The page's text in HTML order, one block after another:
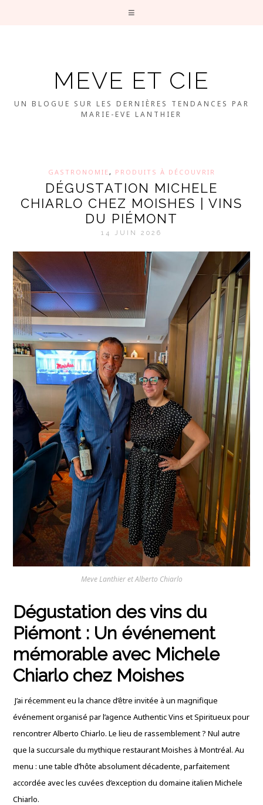
MEVE ET CIE
UN BLOGUE SUR LES DERNIÈRES TENDANCES PAR
MARIE-EVE LANTHIER
GASTRONOMIE, PRODUITS À DÉCOUVRIR
DÉGUSTATION MICHELE
CHIARLO CHEZ MOISHES | VINS
DU PIÉMONT
14 JUIN 2026
Meve Lanthier et Alberto Chiarlo
Dégustation des vins du
Piémont : Un événement
mémorable avec Michele
Chiarlo chez Moishes
J’ai récemment eu la chance d’être invitée à un magnifique
événement organisé par l’agence Authentic Vins et Spiritueux pour
rencontrer Alberto Chiarlo. Le lieu de rassemblement ? Nul autre
que la succursale du mythique restaurant Moishes à Montréal. Au
menu : une table d’hôte absolument décadente, parfaitement
accordée avec les cuvées d’exception du domaine italien Michele
Chiarlo.